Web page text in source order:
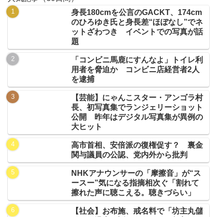
身長180cmを公言のGACKT、174cm
のひろゆき氏と身長差“ほぼなし”でネ
ットざわつき イベントでの写真が話
題
「コンビニ馬鹿にすんなよ」トイレ利
用者を脅迫か コンビニ店経営者2人
を逮捕
【芸能】にゃんこスター・アンゴラ村
長、初写真集でランジェリーショット
公開 昨年はデジタル写真集が異例の
大ヒット
高市首相、安倍派の復権促す？ 裏金
関与議員の公認、党内外から批判
NHKアナウンサーの「摩擦音」が“ス
ースー”気になる指摘相次ぐ「割れて
擦れた声に聴こえる。聴きづらい」
【社会】お布施、戒名料で「坊主丸儲